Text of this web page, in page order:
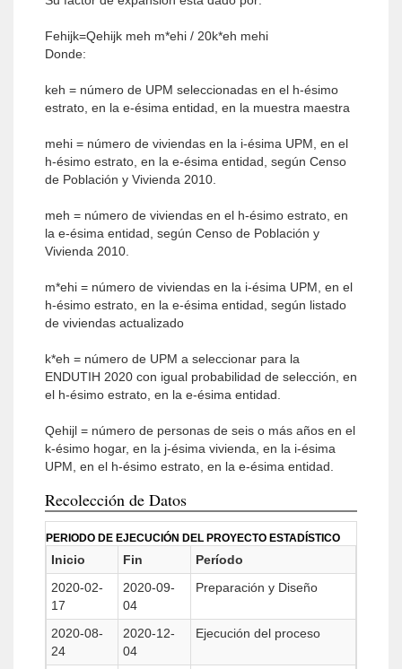
Fehijk=Qehijk meh m*ehi / 20k*eh mehi
Donde:
keh = número de UPM seleccionadas en el h-ésimo
estrato, en la e-ésima entidad, en la muestra maestra
mehi = número de viviendas en la i-ésima UPM, en el
h-ésimo estrato, en la e-ésima entidad, según Censo
de Población y Vivienda 2010.
meh = número de viviendas en el h-ésimo estrato, en
la e-ésima entidad, según Censo de Población y
Vivienda 2010.
m*ehi = número de viviendas en la i-ésima UPM, en el
h-ésimo estrato, en la e-ésima entidad, según listado
de viviendas actualizado
k*eh = número de UPM a seleccionar para la
ENDUTIH 2020 con igual probabilidad de selección, en
el h-ésimo estrato, en la e-ésima entidad.
Qehijl = número de personas de seis o más años en el
k-ésimo hogar, en la j-ésima vivienda, en la i-ésima
UPM, en el h-ésimo estrato, en la e-ésima entidad.
Recolección de Datos
PERIODO DE EJECUCIÓN DEL PROYECTO ESTADÍSTICO
Inicio Fin
Período
2020-02-
17
2020-09-
04
Preparación y Diseño
2020-08-
24
2020-12-
04
Ejecución del proceso